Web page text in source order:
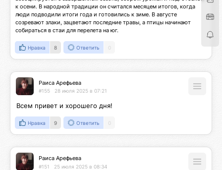
к осени. В народной традиции он считался месяцем итогов, когда
люди подводили итоги года и готовились к зиме. В августе
созревают злаки, зацветают последние травы, а птицы начинают
собираться в стаи для перелета на юг.
Нравка 8 Ответить 0
Раиса Арефьева
#155 28 июля 2025 в 07:21
Всем привет и хорошего дня!
Нравка 9 Ответить 0
Раиса Арефьева
#151 25 июля 2025 в 08:34